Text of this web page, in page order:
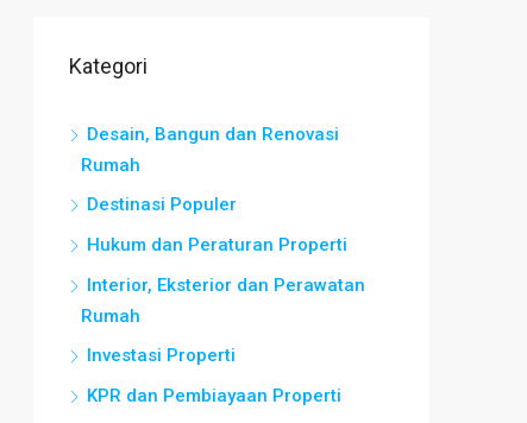
Kategori
Desain, Bangun dan Renovasi
Rumah
Destinasi Populer
Hukum dan Peraturan Properti
Interior, Eksterior dan Perawatan
Rumah
Investasi Properti
KPR dan Pembiayaan Properti